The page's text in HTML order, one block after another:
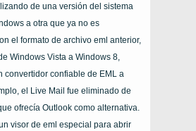
de una versión del sistema
a otra que ya no es
el formato de archivo eml anterior,
Windows Vista a Windows 8,
convertidor confiable de EML a
el Live Mail fue eliminado de
ofrecía Outlook como alternativa.
visor de eml especial para abrir